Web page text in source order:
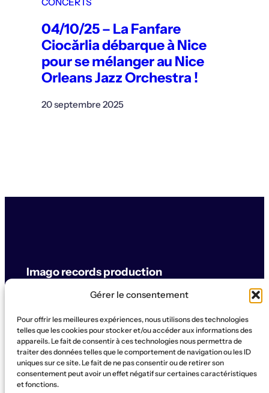
Gérer le consentement
Pour offrir les meilleures expériences, nous utilisons des technologies
telles que les cookies pour stocker et/ou accéder aux informations des
appareils. Le fait de consentir à ces technologies nous permettra de
traiter des données telles que le comportement de navigation ou les ID
uniques sur ce site. Le fait de ne pas consentir ou de retirer son
consentement peut avoir un effet négatif sur certaines caractéristiques
et fonctions.
04/10/25 – La Fanfare
Ciocărlia débarque à Nice
pour se mélanger au Nice
Orleans Jazz Orchestra !
20 septembre 2025
Imago records production
© Imago records production
SUPPORT
ArtistesConcertsLabelProductionBoutiqueLa Ruche
ContactQui sommes-nous?